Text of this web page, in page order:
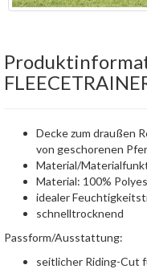
Decke zum draußen
von geschorenen
Material/
Material: 100%
idealer
schnelltrocknend
Passform/Ausstattung:
seitlicher Riding-Cut